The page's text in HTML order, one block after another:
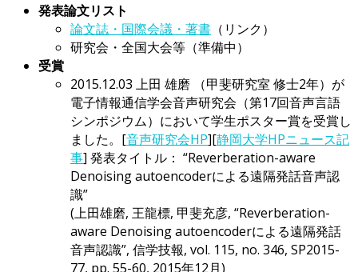
発表論文リスト
論文誌・国際会議・著書 （リンク）
研究会・全国大会等（準備中）
受賞
2015.12.03 上田 雄磨 （甲斐研究室 修士2年）が
電子情報通信学会音声研究会（第17回音声言語
シンポジウム）において学生ポスター賞を受賞し
ました。[音声研究会HP][静岡大学HPニュース記
事] 発表タイトル： “Reverberation-aware
Denoising autoencoderによる遠隔発話音声認
識”
(上田雄磨, 王龍標, 甲斐充彦, “Reverberation-
aware Denoising autoencoderによる遠隔発話
音声認識”, 信学技報, vol. 115, no. 346, SP2015-
77, pp. 55-60, 2015年12月)